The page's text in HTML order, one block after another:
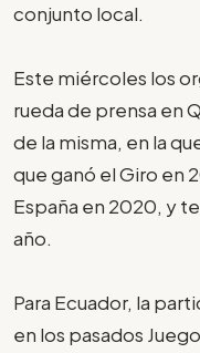
conjunto local.
Este miércoles los
rueda de prensa en
de la misma, en la
que ganó el Giro en
España en 2020, y
año.
Para Ecuador, la
en los pasados